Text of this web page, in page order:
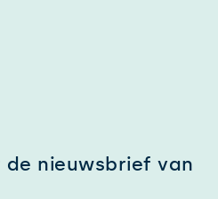
nieuwsbrief van